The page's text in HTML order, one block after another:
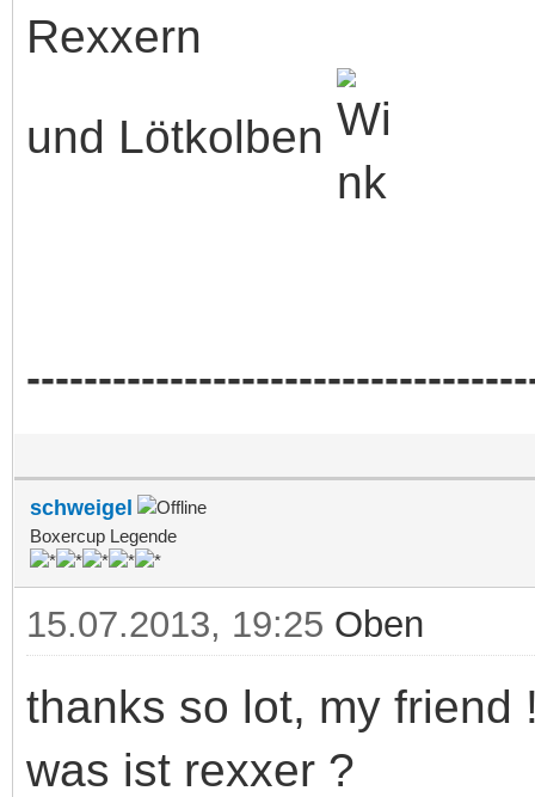
Rexxern
und Lötkolben
schweigel
Boxercup Legende
15.07.2013, 19:25 Oben
thanks so lot, my friend
was ist rexxer ?